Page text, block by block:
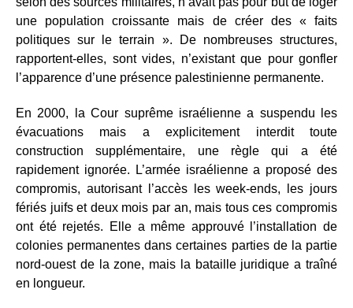
une population croissante mais de créer des « faits
politiques sur le terrain ». De nombreuses structures,
rapportent-elles, sont vides, n’existant que pour gonfler
l’apparence d’une présence palestinienne permanente.
En 2000, la Cour suprême israélienne a suspendu les
évacuations mais a explicitement interdit toute
construction supplémentaire, une règle qui a été
rapidement ignorée. L’armée israélienne a proposé des
compromis, autorisant l’accès les week-ends, les jours
fériés juifs et deux mois par an, mais tous ces compromis
ont été rejetés. Elle a même approuvé l’installation de
colonies permanentes dans certaines parties de la partie
nord-ouest de la zone, mais la bataille juridique a traîné
en longueur.